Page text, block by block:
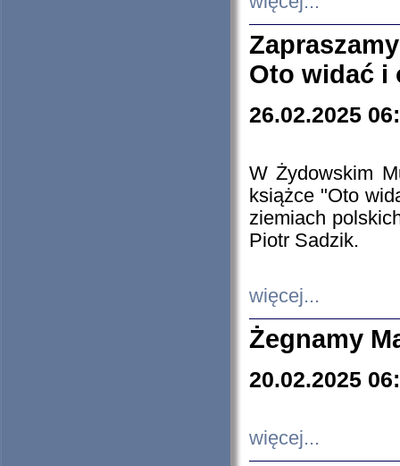
Oto widać i
26.02.2025
W Żydowskim
książce "Oto
ziemiach
Piotr Sadzik.
więcej...
Żegnamy
20.02.2025
więcej...